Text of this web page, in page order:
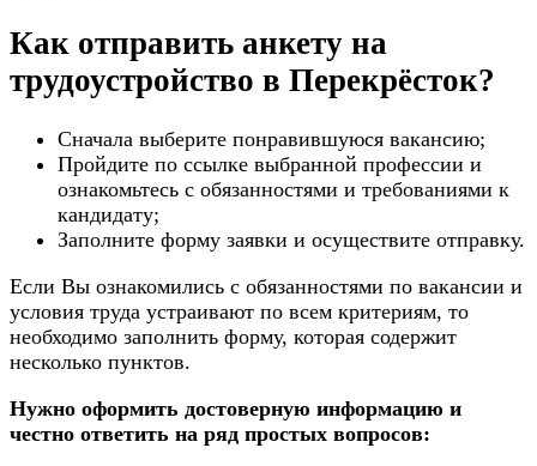
Как отправить анкету на
трудоустройство в Перекрёсток?
Сначала выберите понравившуюся вакансию;
Пройдите по ссылке выбранной профессии и
ознакомьтесь с обязанностями и требованиями к
кандидату;
Заполните форму заявки и осуществите отправку.
Если Вы ознакомились с обязанностями по вакансии и
условия труда устраивают по всем критериям, то
необходимо заполнить форму, которая содержит
несколько пунктов.
Нужно оформить достоверную информацию и
честно ответить на ряд простых вопросов: